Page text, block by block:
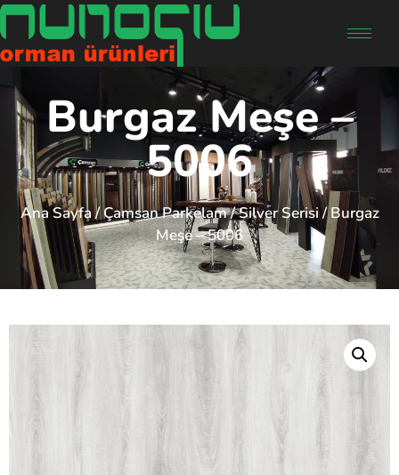
Burgaz Meşe –
5006
Ana Sayfa/Çamsan Parkelam/Silver Serisi/ Burgaz
Meşe – 5006